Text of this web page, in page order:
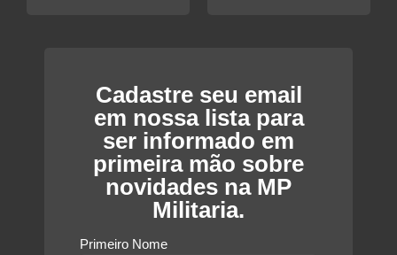
Cadastre seu email
em nossa lista para
ser informado em
primeira mão sobre
novidades na MP
Militaria.
Primeiro Nome